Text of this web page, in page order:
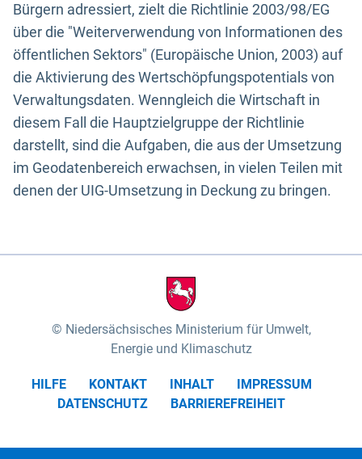
Bürgern adressiert, zielt die Richtlinie 2003/98/EG
über die "Weiterverwendung von Informationen des
öffentlichen Sektors" (Europäische Union, 2003) auf
die Aktivierung des Wertschöpfungspotentials von
Verwaltungsdaten. Wenngleich die Wirtschaft in
diesem Fall die Hauptzielgruppe der Richtlinie
darstellt, sind die Aufgaben, die aus der Umsetzung
im Geodatenbereich erwachsen, in vielen Teilen mit
denen der UIG-Umsetzung in Deckung zu bringen.
Niedersächsisches Ministerium für Umwelt,
Energie und Klimaschutz
HILFE KONTAKT INHALT
IMPRESSUM
DATENSCHUTZ
BARRIEREFREIHEIT